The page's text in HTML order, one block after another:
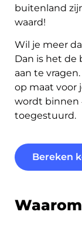
buitenland
waard!
Wil je meer
Dan is het de
aan te
op maat voor
wordt binnen
toegestuurd.
Bereken